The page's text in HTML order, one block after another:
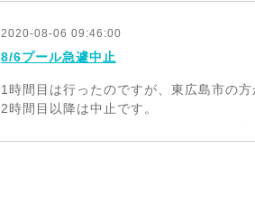
2020-08-06 09:46:00
8/6プール急遽中止
1時間目は行ったのですが、東広島市の
2時間目以降は中止です。